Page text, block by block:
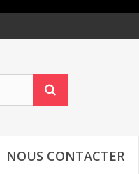
NOUS CONTACTER